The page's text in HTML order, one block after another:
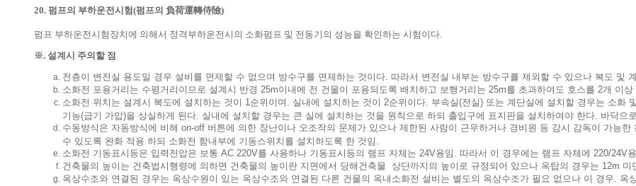
20. 펌프의 부하운전시험(펌프의 負荷運轉侍險)
펌프 부하운전시험장치에 의해서 정격부하운전시의 소화펌프 및 전동기의 성능을 확인하는 시험이다.
※. 설계시 주의할 점
전층이 변전실 용도일 경우 설비를 면제할 수 없으며 방수구를 면제하는 것이다. 따라서 변전실 내부는 방수구를 제외할 수 있으나 복도 및
소화전 포용거리는 수평거리이므로 설계시 반경 25m이내에 전 건물이 포용되도록 배치하고 보행거리는 25m를 초과하여도 호스를 2개 이
소화전 위치는 설계시 복도에 설치하는 것이 1순위이며. 실내에 설치하는 것이 2순위이다. 부속실(전실) 또는 계단실에 설치할 경우는 소
기능(급기 가압)을 상실하게 된다. 실내에 설치할 경우는 큰 실에 설치하는 것을 원칙으로 하되 출입구에 표지판을 설치하여야 한다. 바닥으
수동방식은 자동방식에 비해 on-off 버튼에 의한 장난이나 오조작의 문제가 있으나 제한된 사람이 근무하거나 경비원 등 감시 감독이 가능
수 있도록 완화 적용 하되 소화전 함내부에 기동스위치를 설치하도록 한 것임.
소화전 기동표시등은 입력전압은 보통 AC 220V를 사용하나 기동표시등의 램프 자체는 24V용임. 따라서 이 경우에는 램프 자체에 220/24V
건축물의 높이는 건축법시행령에 의하면 건축물의 높이란 지면에서 당해건축물 상단까지의 높이로 규정되어 있으나 옥탑의 경우는 12m 미
옥상수조와 연결된 경우는 옥상수원이 있는 옥상수조와 연결된 다른 건물의 옥내소화전 설비는 별도의 옥상수조가 필요 없으나 이 경우.